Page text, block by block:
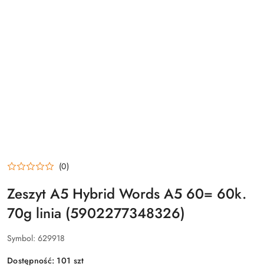
(0)
Zeszyt A5 Hybrid Words A5 60= 60k.
70g linia (5902277348326)
Symbol: 629918
Dostępność: 101 szt